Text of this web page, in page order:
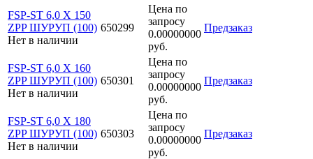
FSP-ST 6,0 X 150
ZPP ШУРУП (100)
Нет в наличии
650299
Цена по
запросу
0.00000000
руб.
Предзаказ
FSP-ST 6,0 X 160
ZPP ШУРУП (100)
Нет в наличии
650301
Цена по
запросу
0.00000000
руб.
Предзаказ
FSP-ST 6,0 X 180
ZPP ШУРУП (100)
Нет в наличии
650303
Цена по
запросу
0.00000000
руб.
Предзаказ